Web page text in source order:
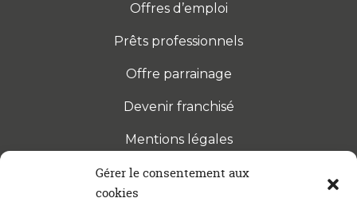
Gérer le consentement aux
cookies
Offres d’emploi
Prêts professionnels
Offre parrainage
Devenir franchisé
Mentions légales
S’INSCRIRE À LA NEWSLETTER